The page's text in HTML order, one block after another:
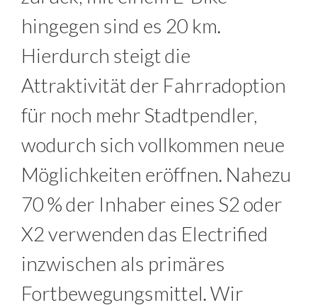
hingegen sind es 20 km.
Hierdurch steigt die
Attraktivität der Fahrradoption
für noch mehr Stadtpendler,
wodurch sich vollkommen neue
Möglichkeiten eröffnen. Nahezu
70 % der Inhaber eines S2 oder
X2 verwenden das Electrified
inzwischen als primäres
Fortbewegungsmittel. Wir